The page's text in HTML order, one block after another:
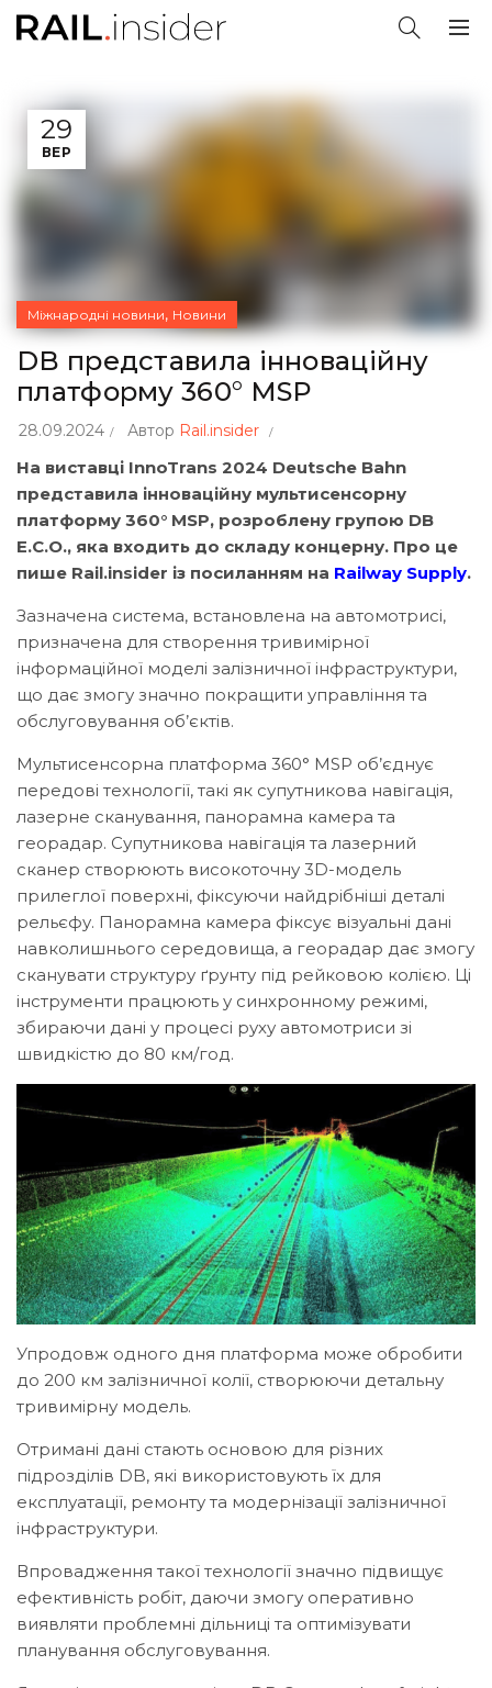
29
ВЕР
Міжнародні новини, Новини
DB представила інноваційну
платформу 360° MSP
28.09.2024 Автор Rail.insider
На виставці InnoTrans 2024 Deutsche Bahn
представила інноваційну мультисенсорну
платформу 360° MSP, розроблену групою DB
E.C.O., яка входить до складу концерну. Про це
пише Rail.insider із посиланням на Railway Supply.
Зазначена система, встановлена на автомотрисі,
призначена для створення тривимірної
інформаційної моделі залізничної інфраструктури,
що дає змогу значно покращити управління та
обслуговування об’єктів.
Мультисенсорна платформа 360° MSP об’єднує
передові технології, такі як супутникова навігація,
лазерне сканування, панорамна камера та
георадар. Супутникова навігація та лазерний
сканер створюють високоточну 3D-модель
прилеглої поверхні, фіксуючи найдрібніші деталі
рельєфу. Панорамна камера фіксує візуальні дані
навколишнього середовища, а георадар дає змогу
сканувати структуру ґрунту під рейковою колією. Ці
інструменти працюють у синхронному режимі,
збираючи дані у процесі руху автомотриси зі
швидкістю до 80 км/год.
Упродовж одного дня платформа може обробити
до 200 км залізничної колії, створюючи детальну
тривимірну модель.
Отримані дані стають основою для різних
підрозділів DB, які використовують їх для
експлуатації, ремонту та модернізації залізничної
інфраструктури.
Впровадження такої технології значно підвищує
ефективність робіт, даючи змогу оперативно
виявляти проблемні дільниці та оптимізувати
планування обслуговування.